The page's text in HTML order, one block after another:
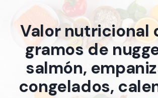
Valor nutricional
gramos de
salmón,
congelados,